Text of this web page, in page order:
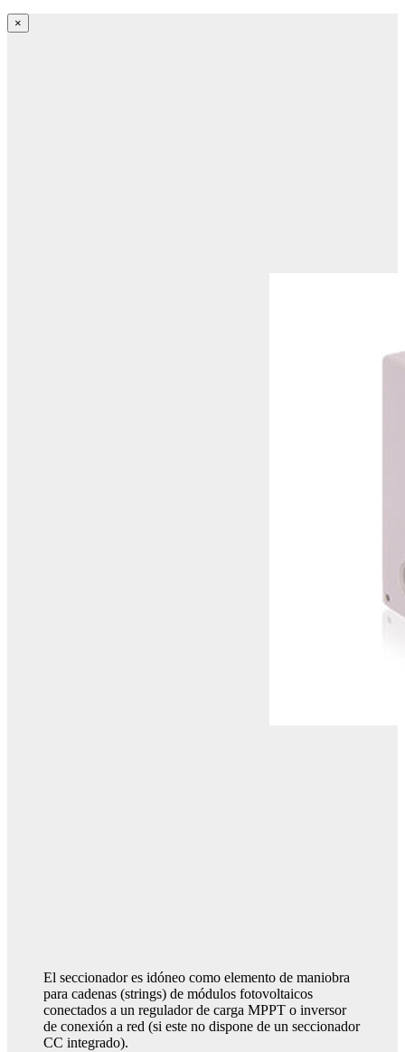
×
El seccionador es idóneo como elemento de maniobra
para cadenas (strings) de módulos fotovoltaicos
conectados a un regulador de carga MPPT o inversor
de conexión a red (si este no dispone de un seccionador
CC integrado).